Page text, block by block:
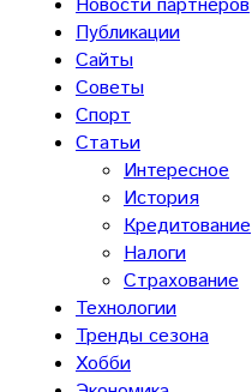
Публикации
Сайты
Советы
Спорт
Статьи
Интересное
История
Кредитование
Налоги
Страхование
Технологии
Тренды сезона
Хобби